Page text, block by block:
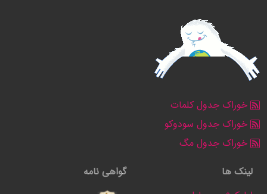
خوراک جدول کلمات
خوراک جدول سودوکو
خوراک جدول مگ
لینک ها
گواهی نامه